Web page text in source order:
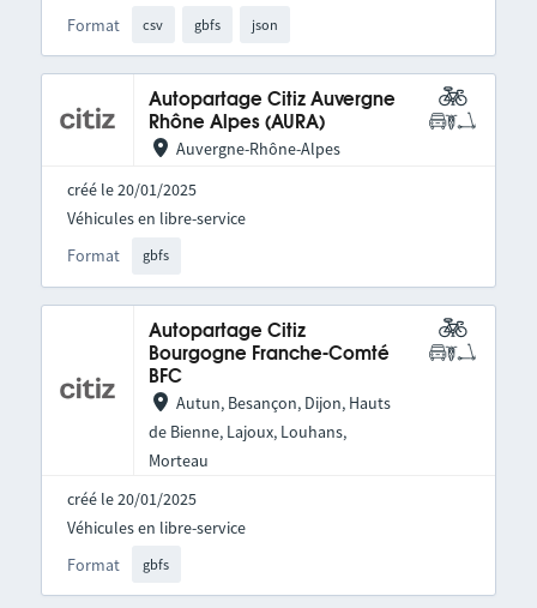
Format csv gbfs json
Autopartage Citiz Auvergne
Rhône Alpes (AURA)
Auvergne-Rhône-Alpes
créé le 20/01/2025
Format gbfs
Véhicules en libre-service
Autopartage Citiz
Bourgogne Franche-Comté
BFC
Autun, Besançon, Dijon, Hauts
de Bienne, Lajoux, Louhans,
Morteau
créé le 20/01/2025
Format gbfs
Véhicules en libre-service